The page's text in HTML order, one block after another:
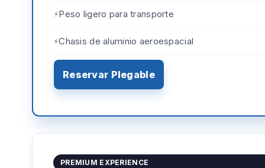
Peso ligero para transporte
Chasis de aluminio aeroespacial
Reservar Plegable
PREMIUM EXPERIENCE